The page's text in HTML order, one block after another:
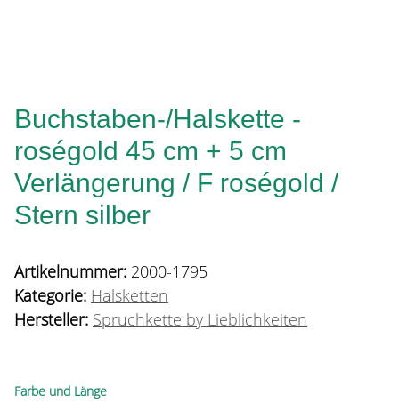
Buchstaben-/Halskette -
roségold 45 cm + 5 cm
Verlängerung / F roségold /
Stern silber
Artikelnummer: 2000-1795
Kategorie: Halsketten
Hersteller: Spruchkette by Lieblichkeiten
Farbe und Länge